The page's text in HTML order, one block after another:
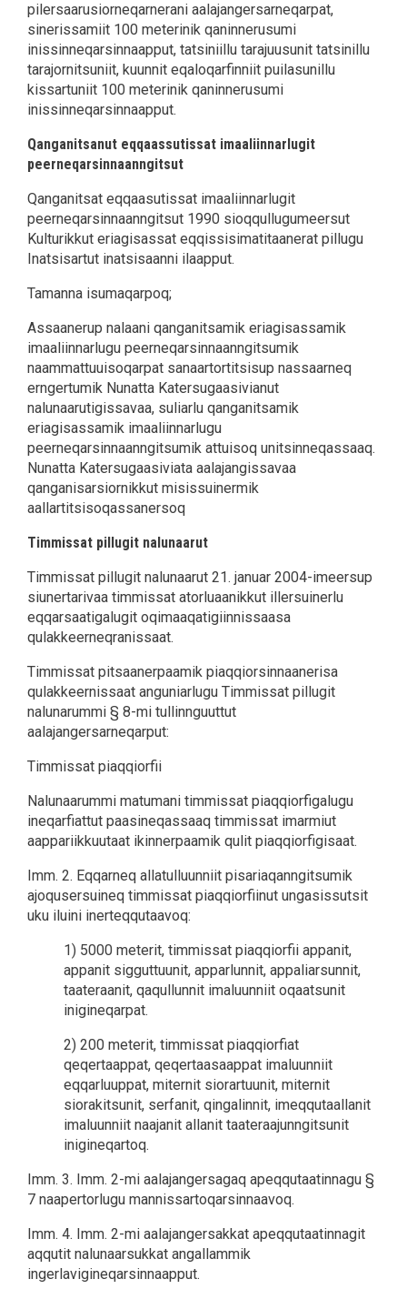
pilersaarusiorneqarnerani aalajangersarneqarpat,
sinerissamiit 100 meterinik qaninnerusumi
inissinneqarsinnaapput, tatsiniillu tarajuusunit tatsinillu
tarajornitsuniit, kuunnit eqaloqarfinniit puilasunillu
kissartuniit 100 meterinik qaninnerusumi
inissinneqarsinnaapput.
Qanganitsanut eqqaassutissat imaaliinnarlugit
peerneqarsinnaanngitsut
Qanganitsat eqqaasutissat imaaliinnarlugit
peerneqarsinnaanngitsut 1990 sioqqullugumeersut
Kulturikkut eriagisassat eqqissisimatitaanerat pillugu
Inatsisartut inatsisaanni ilaapput.
Tamanna isumaqarpoq;
Assaanerup nalaani qanganitsamik eriagisassamik
imaaliinnarlugu peerneqarsinnaanngitsumik
naammattuuisoqarpat sanaartortitsisup nassaarneq
erngertumik Nunatta Katersugaasivianut
nalunaarutigissavaa, suliarlu qanganitsamik
eriagisassamik imaaliinnarlugu
peerneqarsinnaanngitsumik attuisoq unitsinneqassaaq.
Nunatta Katersugaasiviata aalajangissavaa
qanganisarsiornikkut misissuinermik
aallartitsisoqassanersoq
Timmissat pillugit nalunaarut
Timmissat pillugit nalunaarut 21. januar 2004-imeersup
siunertarivaa timmissat atorluaanikkut illersuinerlu
eqqarsaatigalugit oqimaaqatigiinnissaasa
qulakkeerneqranissaat.
Timmissat pitsaanerpaamik piaqqiorsinnaanerisa
qulakkeernissaat anguniarlugu Timmissat pillugit
nalunarummi § 8-mi tullinnguuttut
aalajangersarneqarput:
Timmissat piaqqiorfii
Nalunaarummi matumani timmissat piaqqiorfigalugu
ineqarfiattut paasineqassaaq timmissat imarmiut
aappariikkuutaat ikinnerpaamik qulit piaqqiorfigisaat.
Imm. 2. Eqqarneq allatulluunniit pisariaqanngitsumik
ajoqusersuineq timmissat piaqqiorfiinut ungasissutsit
uku iluini inerteqqutaavoq:
1) 5000 meterit, timmissat piaqqiorfii appanit,
appanit sigguttuunit, apparlunnit, appaliarsunnit,
taateraanit, qaqullunnit imaluunniit oqaatsunit
inigineqarpat.
2) 200 meterit, timmissat piaqqiorfiat
qeqertaappat, qeqertaasaappat imaluunniit
eqqarluuppat, miternit siorartuunit, miternit
siorakitsunit, serfanit, qingalinnit, imeqqutaallanit
imaluunniit naajanit allanit taateraajunngitsunit
inigineqartoq.
Imm. 3. Imm. 2-mi aalajangersagaq apeqqutaatinnagu §
7 naapertorlugu mannissartoqarsinnaavoq.
Imm. 4. Imm. 2-mi aalajangersakkat apeqqutaatinnagit
aqqutit nalunaarsukkat angallammik
ingerlavigineqarsinnaapput.